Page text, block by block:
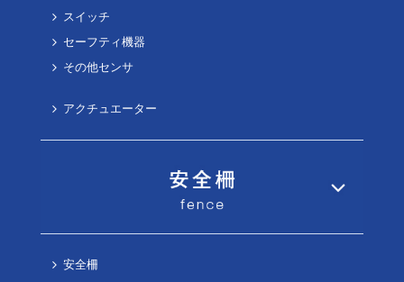
スイッチ
セーフティ機器
その他センサ
アクチュエーター
安全柵